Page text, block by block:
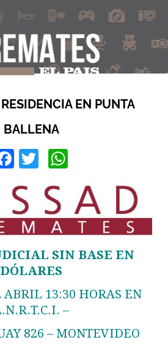
EN PUNTA
BALLENA
Facebook
Twitter
SIN BASE EN
DÓLARES
ABRIL 13:30 HORAS EN
–
826 – MONTEVIDEO